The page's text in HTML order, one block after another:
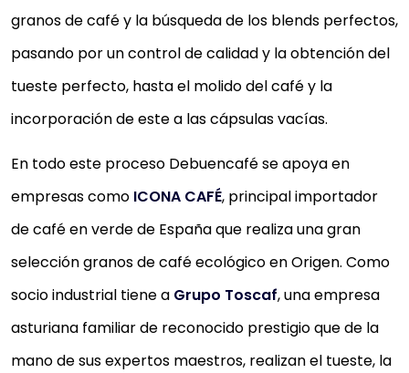
granos de café y la búsqueda de los blends perfectos,
pasando por un control de calidad y la obtención del
tueste perfecto, hasta el molido del café y la
incorporación de este a las cápsulas vacías.
En todo este proceso Debuencafé se apoya en
empresas como ICONA CAFÉ, principal importador
de café en verde de España que realiza una gran
selección granos de café ecológico en Origen. Como
socio industrial tiene a Grupo Toscaf, una empresa
asturiana familiar de reconocido prestigio que de la
mano de sus expertos maestros, realizan el tueste, la